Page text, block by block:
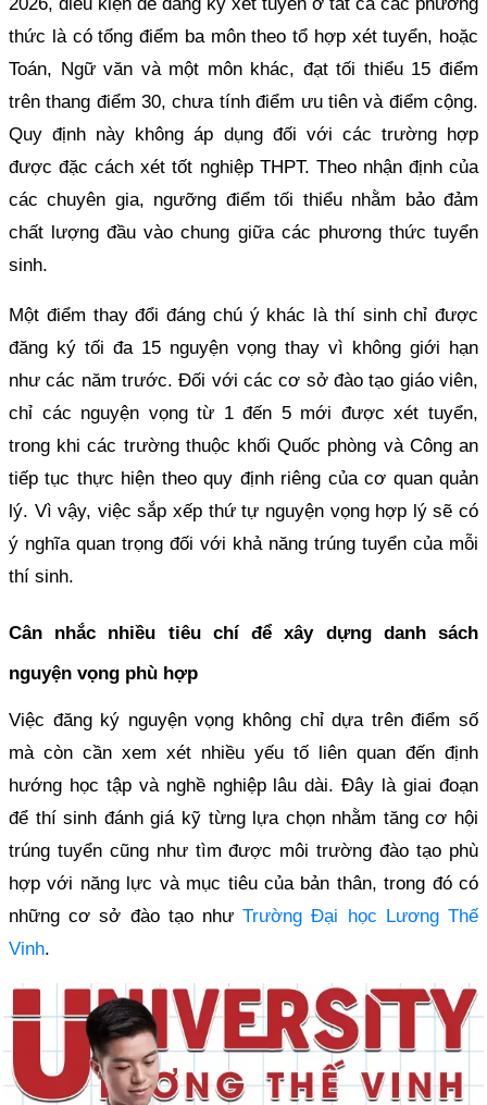
thức là có tổng điểm ba môn theo tổ hợp xét tuyển, hoặc
Toán, Ngữ văn và một môn khác, đạt tối thiểu 15 điểm
trên thang điểm 30, chưa tính điểm ưu tiên và điểm cộng.
Quy định này không áp dụng đối với các trường hợp
được đặc cách xét tốt nghiệp THPT. Theo nhận định của
các chuyên gia, ngưỡng điểm tối thiểu nhằm bảo đảm
chất lượng đầu vào chung giữa các phương thức tuyển
sinh.
Một điểm thay đổi đáng chú ý khác là thí sinh chỉ được
đăng ký tối đa 15 nguyện vọng thay vì không giới hạn
như các năm trước. Đối với các cơ sở đào tạo giáo viên,
chỉ các nguyện vọng từ 1 đến 5 mới được xét tuyển,
trong khi các trường thuộc khối Quốc phòng và Công an
tiếp tục thực hiện theo quy định riêng của cơ quan quản
lý. Vì vậy, việc sắp xếp thứ tự nguyện vọng hợp lý sẽ có
ý nghĩa quan trọng đối với khả năng trúng tuyển của mỗi
thí sinh.
Cân nhắc nhiều tiêu chí để xây dựng danh sách
nguyện vọng phù hợp
Việc đăng ký nguyện vọng không chỉ dựa trên điểm số
mà còn cần xem xét nhiều yếu tố liên quan đến định
hướng học tập và nghề nghiệp lâu dài. Đây là giai đoạn
để thí sinh đánh giá kỹ từng lựa chọn nhằm tăng cơ hội
trúng tuyển cũng như tìm được môi trường đào tạo phù
hợp với năng lực và mục tiêu của bản thân, trong đó có
những cơ sở đào tạo nhưTrường Đại học Lương Thế
Vinh.